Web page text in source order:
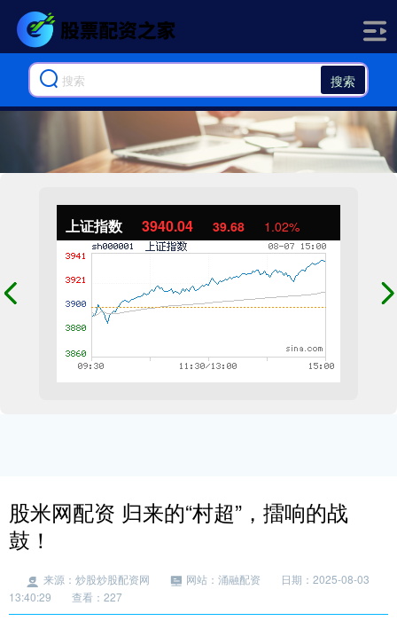
搜索
上证指数 3940.04 39.68 1.02%
股米网配资 归来的“村超”，擂响的战
鼓！
来源：炒股炒股配资网 网站：涌融配资
日期：2025-08-03
13:40:29
查看：227